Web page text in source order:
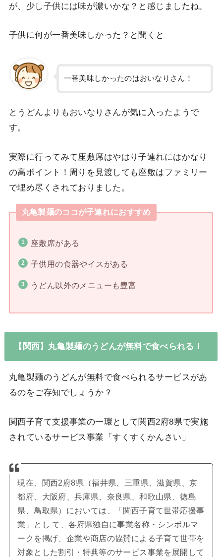
が、少し子供には味が濃いかな？と感じましたね。
子供に何が一番美味しかった？と聞くと
一番美味しかったのはおいなりさん！
とうどんよりもおいなりさんが気に入ったようで
す。
実際に行ってみて座敷席はやはり子連れにはかなり
の高ポイント！周りを見渡しても座敷はファミリー
で埋め尽くされておりました。
丸亀製麺のココが子連れにおすすめ
座敷席がある
子供用の食器やイスがある
うどん以外のメニューも豊富
【関西】丸亀製麺のうどんが無料で食べられる！
丸亀製麺のうどんが無料で食べられるサービスがあ
るのをご存知でしょうか？
関西子育て支援事業の一環として関西2府8県で実施
されているサービス事業「すくすくかんさい」
現在、関西2府8県（福井県、三重県、滋賀県、京
都府、大阪府、兵庫県、奈良県、和歌山県、徳島
県、鳥取県）においては、「関西子育て世帯応援事
業」とし て、各府県独自に事業名称・シンボルマ
ークを掲げ、企業や商店の協賛による子育て世帯を
対象とした割引・特典等のサービス事業を展開して